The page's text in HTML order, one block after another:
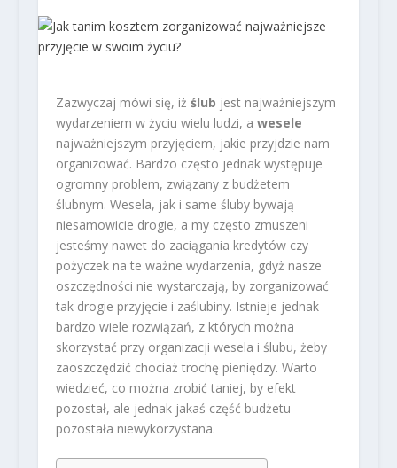
Zazwyczaj mówi się, iż ślub jest najważniejszym
wydarzeniem w życiu wielu ludzi, a wesele
najważniejszym przyjęciem, jakie przyjdzie nam
organizować. Bardzo często jednak występuje
ogromny problem, związany z budżetem
ślubnym. Wesela, jak i same śluby bywają
niesamowicie drogie, a my często zmuszeni
jesteśmy nawet do zaciągania kredytów czy
pożyczek na te ważne wydarzenia, gdyż nasze
oszczędności nie wystarczają, by zorganizować
tak drogie przyjęcie i zaślubiny. Istnieje jednak
bardzo wiele rozwiązań, z których można
skorzystać przy organizacji wesela i ślubu, żeby
zaoszczędzić chociaż trochę pieniędzy. Warto
wiedzieć, co można zrobić taniej, by efekt
pozostał, ale jednak jakaś część budżetu
pozostała niewykorzystana.